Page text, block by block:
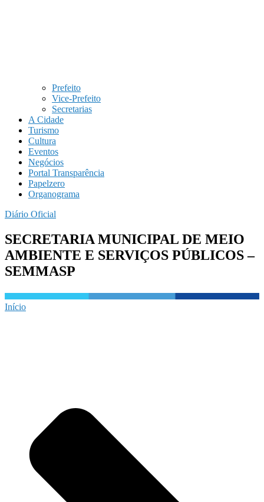
Prefeito
Vice-Prefeito
Secretarias
A Cidade
Turismo
Cultura
Eventos
Negócios
Portal Transparência
Papelzero
Organograma
Diário Oficial
SECRETARIA MUNICIPAL DE MEIO
AMBIENTE E SERVIÇOS PÚBLICOS –
SEMMASP
Início